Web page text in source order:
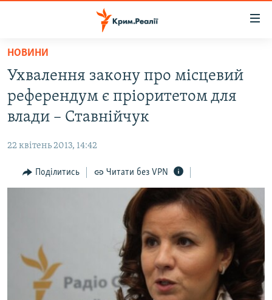
Перейти
основного
матеріалу
Перейти
до
основної
Перейти
до
ВОДА.КРИМ
ВІДЕО ТА ФОТО
БЛОГИ
ПОГЛЯД
ДЕПОРТАЦІЯ
ВІДЕОУРОКИ «ELIFBE»
ЯК ОБІЙТИ БЛОКУВАННЯ
Русский
НОВИНИ
Ухвалення закону про місцевий
референдум є пріоритетом для
влади – Ставнійчук
22 квітень 2013, 14:42
Поділитись Читати без VPN